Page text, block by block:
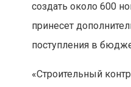
создать около 600
принесет
поступления в
«Строительный